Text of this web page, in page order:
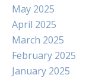
May 2025
April 2025
March 2025
February 2025
January 2025